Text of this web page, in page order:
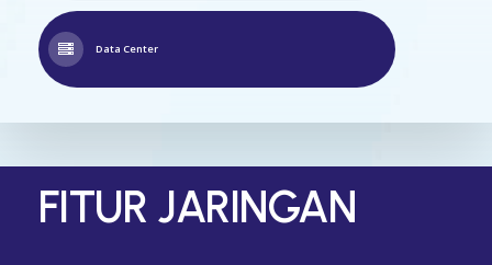
Data Center
FITUR JARINGAN